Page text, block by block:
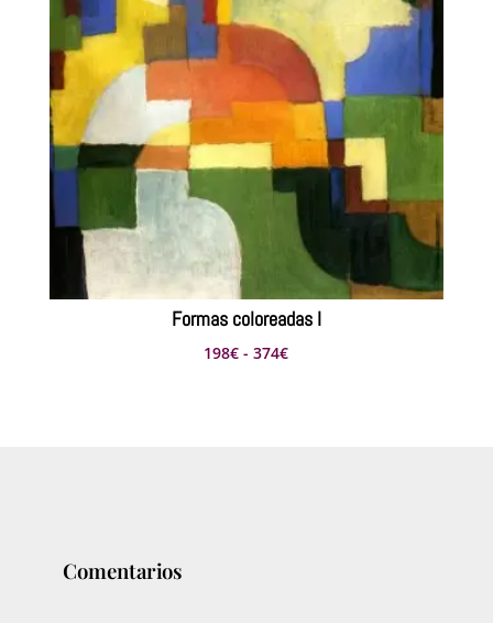
Formas coloreadas I
198€ - 374€Rango
Comentarios